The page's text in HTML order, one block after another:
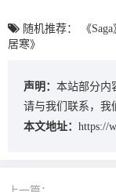
随机推荐： 《Saga
居寒》
声明： 本站部分内
请与我们联系，我
本文地址： https://